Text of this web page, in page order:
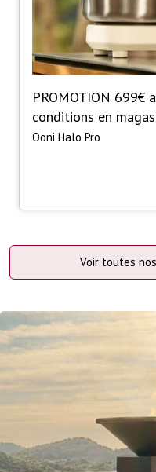
PROMOTION 699€
conditions en
Ooni Halo Pro
Voir toutes